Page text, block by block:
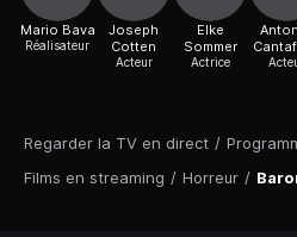
Regarder la TV en direct /
Films en streaming / Horreur /
Mario Bava
Réalisateur
Joseph
Cotten
Acteur
Elke
Sommer
Actrice